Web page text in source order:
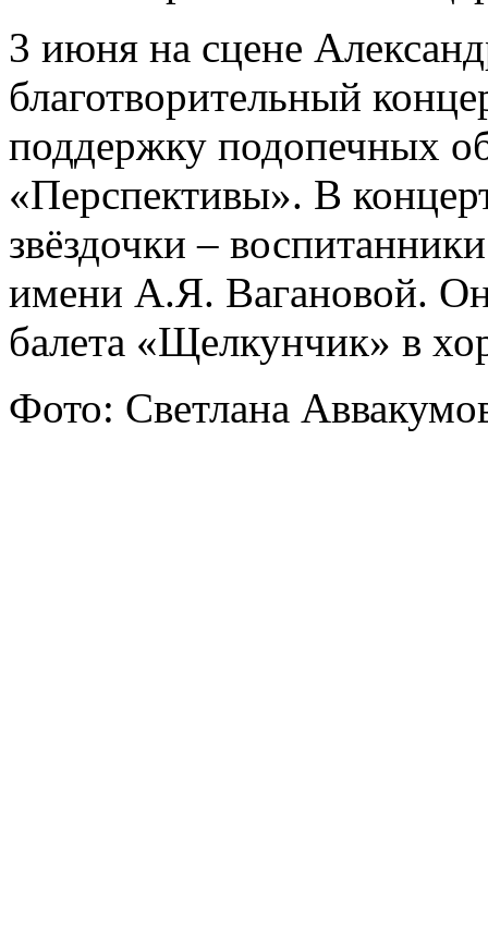
3 июня на сцене
благотворительный
поддержку подопечных
«Перспективы». В
звёздочки –
имени А.Я. Вагановой.
балета «Щелкунчик» в
Фото: Светлана